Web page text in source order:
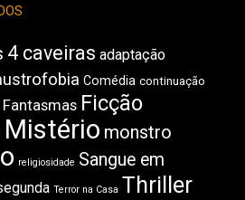
4 caveiras adaptação
Comédia continuação
Fantasmas Ficção
Mistério monstro
religiosidade Sangue em
Terror na Casa Thriller